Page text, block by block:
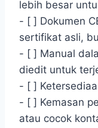
lebih besar
- [ ] Dokumen
sertifikat asli,
- [ ] Manual
diedit untuk
- [ ]
- [ ] Kemasan
atau cocok